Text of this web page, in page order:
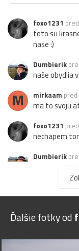
foxo1231
toto su
nase :)
Dumbierik
naše obydlia
M mirkaam
ma to svoju
foxo1231
nechapem
Dumbierik
tiez dako
Ďalšie fotky od